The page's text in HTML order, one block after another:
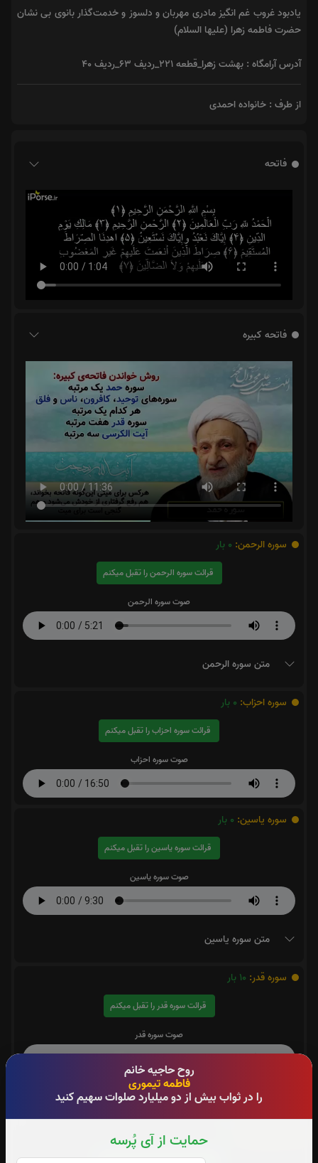
روح حاجیه خانم
فاطمه تیموری
را در ثواب بیش از دو میلیارد صلوات سهیم کنید
حمایت از آی پُرسه
یادبود غروب غم انگیز مادری مهربان و دلسوز و خدمت‌گذار بانوی بی نشان
حضرت فاطمه زهرا (علیها السلام)
آدرس آرامگاه : بهشت زهرا_قطعه ۲۲۱_ردیف ۶۳_ردیف ۴۰
از طرف : خانواده احمدی
فاتحه
فاتحه کبیره
سوره الرحمن: 0 بار
قرائت سوره الرحمن را تقبل میکنم
صوت سوره الرحمن
متن سوره الرحمن
سوره احزاب: 0 بار
قرائت سوره احزاب را تقبل میکنم
صوت سوره احزاب
سوره یاسین: 0 بار
قرائت سوره یاسین را تقبل میکنم
صوت سوره یاسین
متن سوره یاسین
سوره قدر: 10 بار
قرائت سوره قدر را تقبل میکنم
صوت سوره قدر
متن سوره قدر